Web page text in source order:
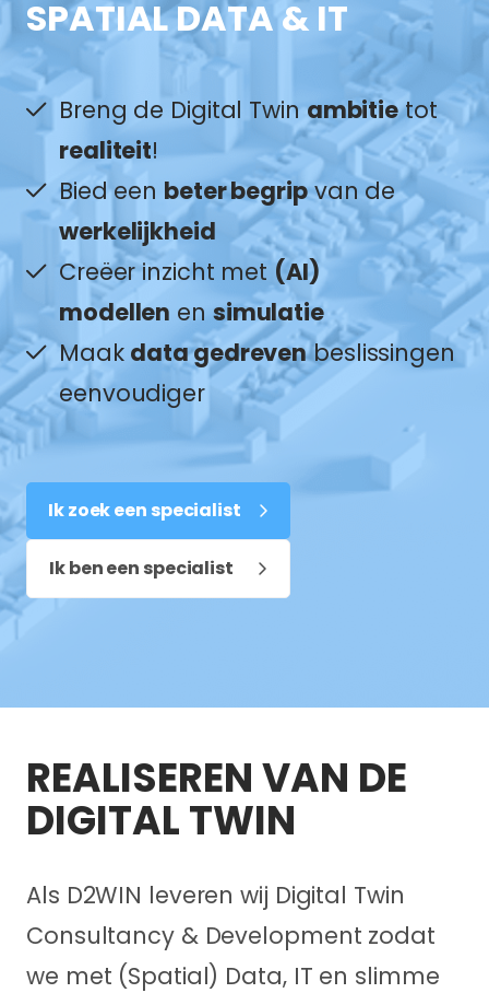
SPATIAL DATA & IT
Breng de Digital Twinambitietot
realiteit!
Bied een beter begripvan de
werkelijkheid
Creëer inzicht met (AI)
modellen ensimulatie
Maak data gedrevenbeslissingen
eenvoudiger
Ik zoek een specialist
Ik ben een specialist
REALISEREN VAN DE
DIGITAL TWIN
Als D2WIN leveren wij Digital Twin
Consultancy & Development zodat
we met (Spatial) Data, IT en slimme